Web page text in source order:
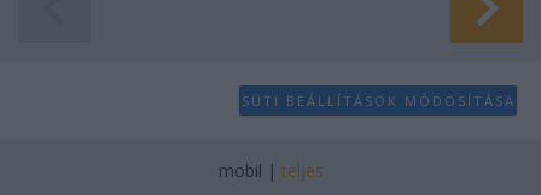
SÜTI BEÁLLÍTÁSOK MÓDOSÍTÁSA
mobil | teljes